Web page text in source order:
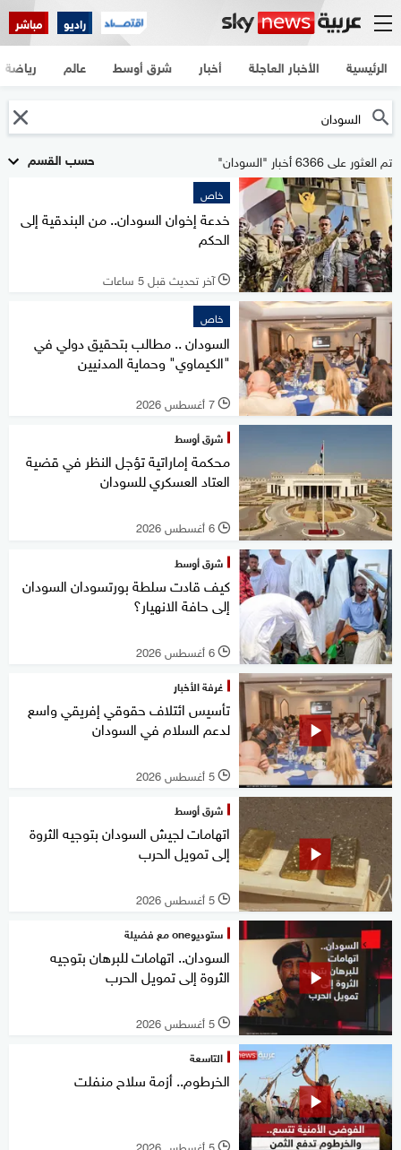
راديو مباشر
الرئيسية الأخبار العاجلة أخبار شرق أوسط عالم رياضة
حسب القسم تم العثور على 6366 أخبار "السودان"
خاص
خدعة إخوان السودان.. من البندقية إلى
الحكم
l آخر تحديث قبل 5 ساعات
خاص
السودان .. مطالب بتحقيق دولي في
"الكيماوي" وحماية المدنيين
l 7 أغسطس 2026
شرق أوسط
محكمة إماراتية تؤجل النظر في قضية
العتاد العسكري للسودان
l 6 أغسطس 2026
شرق أوسط
كيف قادت سلطة بورتسودان السودان
إلى حافة الانهيار؟
l 6 أغسطس 2026
غرفة الأخبار
تأسيس ائتلاف حقوقي إفريقي واسع
لدعم السلام في السودان
l 5 أغسطس 2026
شرق أوسط
اتهامات لجيش السودان بتوجيه الثروة
إلى تمويل الحرب
l 5 أغسطس 2026
ستوديوone مع فضيلة
السودان.. اتهامات للبرهان بتوجيه
الثروة إلى تمويل الحرب
l 5 أغسطس 2026
التاسعة
الخرطوم.. أزمة سلاح منفلت
l